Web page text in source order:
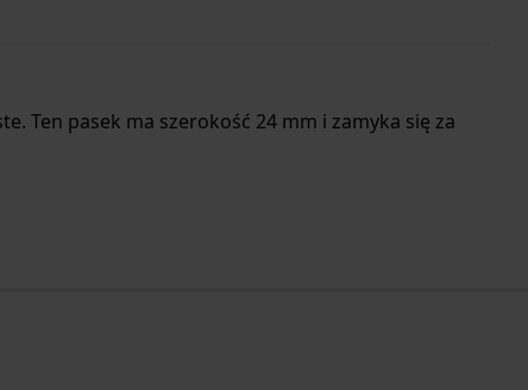
Ten pasek ma szerokość 24 mm i zamyka się za